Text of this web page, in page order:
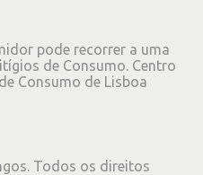
pode recorrer a uma
de Consumo. Centro
Consumo de Lisboa
Todos os direitos